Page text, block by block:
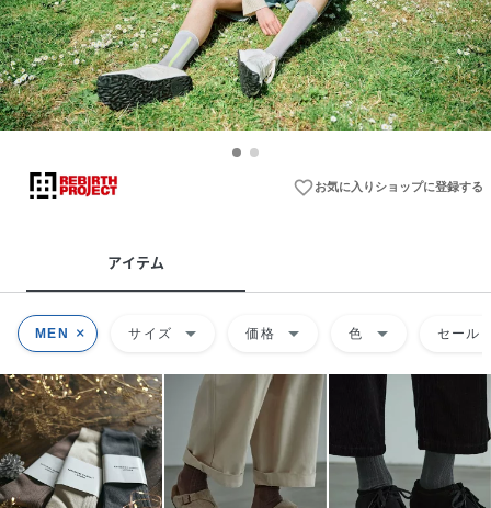
favorite_borderお気に入りショップに登録する
アイテム
MEN サイズ arrow_drop_down 価格 arrow_drop_down 色 arrow_drop_down セール